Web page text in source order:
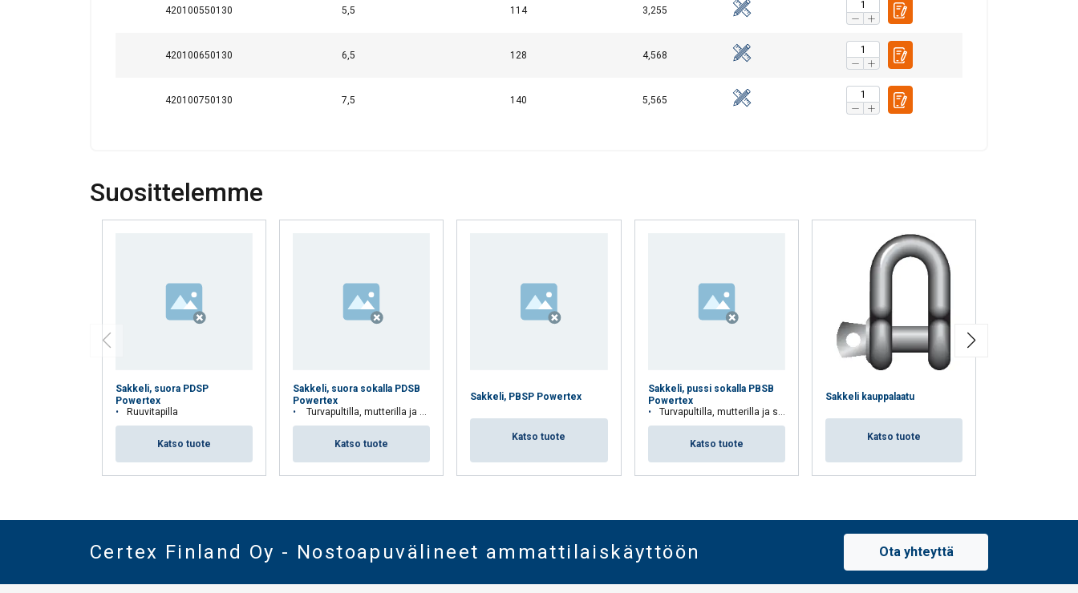
420100550130 5,5 114 3,255
420100650130 6,5 128 4,568
420100750130 7,5 140 5,565
Suosittelemme
Sakkeli, suora PDSP
Powertex
Ruuvitapilla
Katso tuote
Sakkeli, suora sokalla PDSB
Powertex
Turvapultilla, mutterilla ja sokalla
Katso tuote
Sakkeli, PBSP Powertex
Katso tuote
Sakkeli, pussi sokalla PBSB
Powertex
Turvapultilla, mutterilla ja sokalla
Katso tuote
Sakkeli kauppalaatu
Katso tuote
Certex Finland Oy - Nostoapuvälineet ammattilaiskäyttöön Ota yhteyttä